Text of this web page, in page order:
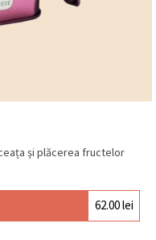
și plăcerea fructelor
62.00lei